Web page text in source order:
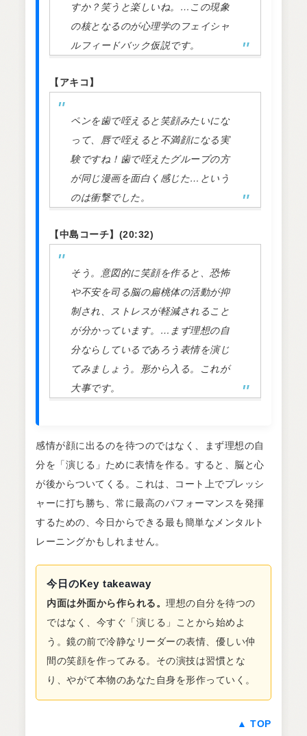
すか？笑うと楽しいね。…この現象
の核となるのが心理学のフェイシャ
ルフィードバック仮説です。
【アキコ】
ペンを歯で咥えると笑顔みたいにな
って、唇で咥えると不満顔になる実
験ですね！歯で咥えたグループの方
が同じ漫画を面白く感じた…という
のは衝撃でした。
【中島コーチ】(20:32)
そう。意図的に笑顔を作ると、恐怖
や不安を司る脳の扁桃体の活動が抑
制され、ストレスが軽減されること
が分かっています。…まず理想の自
分ならしているであろう表情を演じ
てみましょう。形から入る。これが
大事です。
感情が顔に出るのを待つのではなく、まず理想の自
分を「演じる」ために表情を作る。すると、脳と心
が後からついてくる。これは、コート上でプレッシ
ャーに打ち勝ち、常に最高のパフォーマンスを発揮
するための、今日からできる最も簡単なメンタルト
レーニングかもしれません。
今日のKey takeaway
内面は外面から作られる。理想の自分を待つの
ではなく、今すぐ「演じる」ことから始めよ
う。鏡の前で冷静なリーダーの表情、優しい仲
間の笑顔を作ってみる。その演技は習慣とな
り、やがて本物のあなた自身を形作っていく。
▲ TOP